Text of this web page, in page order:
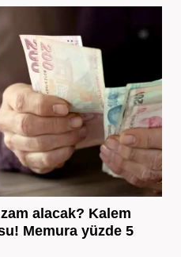
alacak? Kalem
Memura yüzde 5